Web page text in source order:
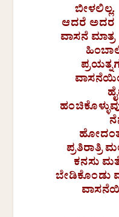
ಬೀಳಲಿಲ್ಲ.
ಆದರೆ ಅದರ
ವಾಸನೆ ಮಾತ್ರ
ಪ್ರತಿರಾತ್ರಿ
ಕನಸು
ಬೇಡಿಕೊಂಡು